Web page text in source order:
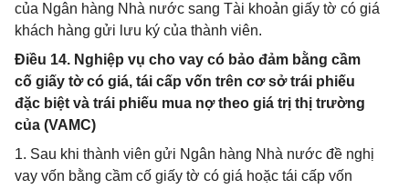
của Ngân hàng Nhà nước sang Tài khoản giấy tờ có giá
khách hàng gửi lưu ký của thành viên.
Điều 14. Nghiệp vụ cho vay có bảo đảm bằng cầm
cố giấy tờ có giá, tái cấp vốn trên cơ sở trái phiếu
đặc biệt và trái phiếu mua nợ theo giá trị thị trường
của (VAMC)
1. Sau khi thành viên gửi Ngân hàng Nhà nước đề nghị
vay vốn bằng cầm cố giấy tờ có giá hoặc tái cấp vốn